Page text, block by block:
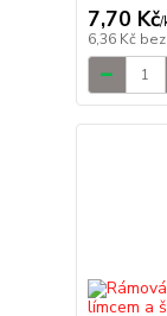
7,70 Kč/
6,36 Kč